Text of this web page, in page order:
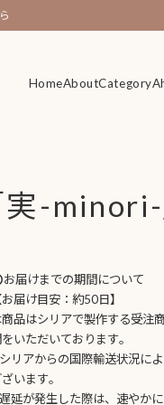
HomeAboutCategory
HomeAboutCategory
-minori-
届けまでの期間について
お届け目安：約50日】
品はシリアで製作する受注
いただいております。
リアからの国際輸送状況に
います。
延が発生した際は、速やかに